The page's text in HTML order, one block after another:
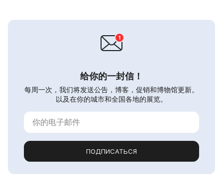
给你的一封信！
每周一次，我们将发送公告，博客，促销和博物馆更新。
以及在你的城市和全国各地的展览。
ПОДПИСАТЬСЯ